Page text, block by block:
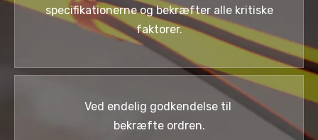
specifikationerne og bekræfter alle kritiske
faktorer.
Ved endelig godkendelse til
bekræfte ordren.